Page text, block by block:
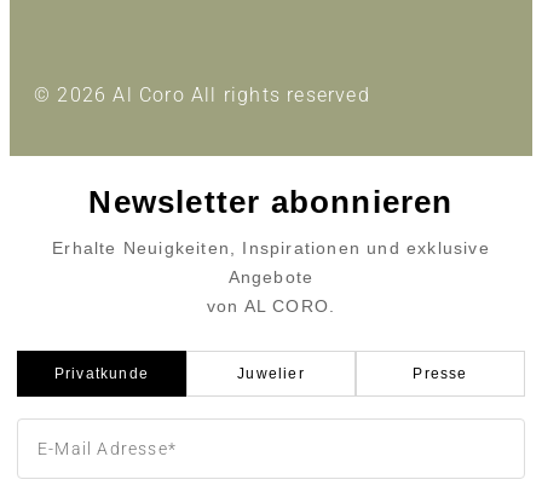
© 2026 Al Coro All rights reserved
Newsletter abonnieren
Erhalte Neuigkeiten, Inspirationen und exklusive
Angebote
von AL CORO.
Privatkunde Juwelier Presse